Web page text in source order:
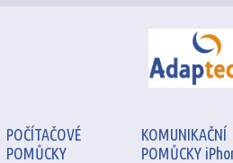
POČÍTAČOVÉ
POMŮCKY
KOMUNIKAČNÍ
POMŮCKY